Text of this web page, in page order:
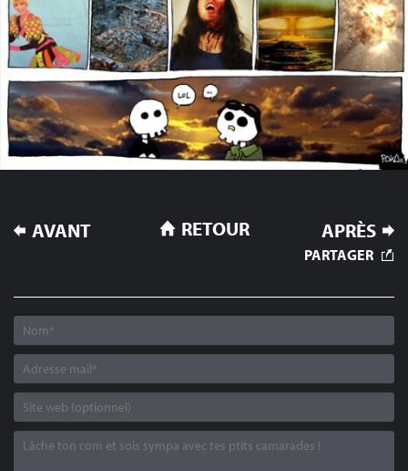
NAVIGATION
DE
AVANT APRÈS
RETOUR
PARTAGER